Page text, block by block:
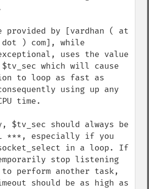
provided by [vardhan ( at
) com], while
uses the value
which will cause
to loop as fast as
using up any
time.
should always be
***, especially if you
in a loop. If
stop listening
perform another task,
should be as high as